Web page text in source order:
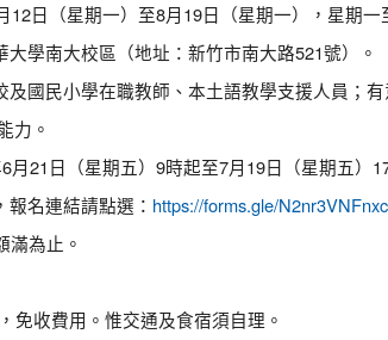
12日（星期一）至8月19日（星期一），星期
學南大校區（地址：新竹市南大路521號）。
及國民小學在職教師、本土語教學支援人員；
力。
月21日（星期五）9時起至7月19日（星期五）
名連結請點選： https://forms.gle/
滿為止。
免收費用。惟交通及食宿須自理。